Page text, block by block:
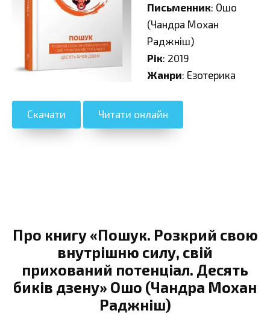
Письменник: Ошо
(Чандра Мохан
Раджніш)
Рік: 2019
Жанри: Езотерика
Скачати Читати онлайн
Про книгу «Пошук. Розкрий свою
внутрішню силу, свій
прихований потенціал. Десять
биків дзену» Ошо (Чандра Мохан
Раджніш)